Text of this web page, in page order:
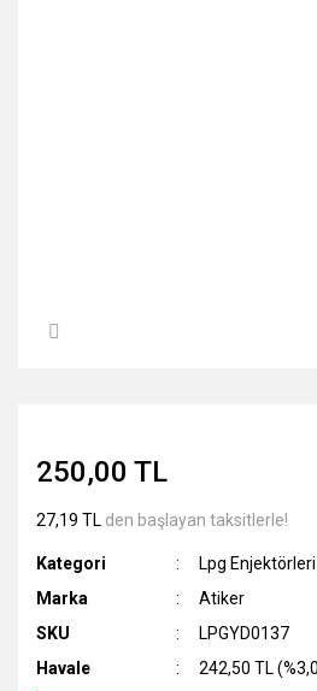
250,00 TL
27,19 TL den başlayan taksitlerle!
Kategori
Lpg Enjektörleri
Marka
Atiker
SKU
LPGYD0137
Havale
242,50 TL